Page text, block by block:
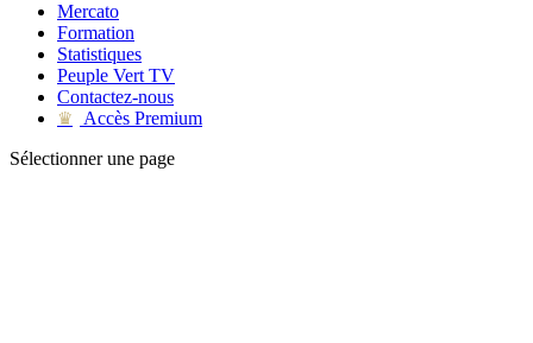
Mercato
Formation
Statistiques
Peuple Vert TV
Contactez-nous
♛
Accès Premium
Sélectionner une page